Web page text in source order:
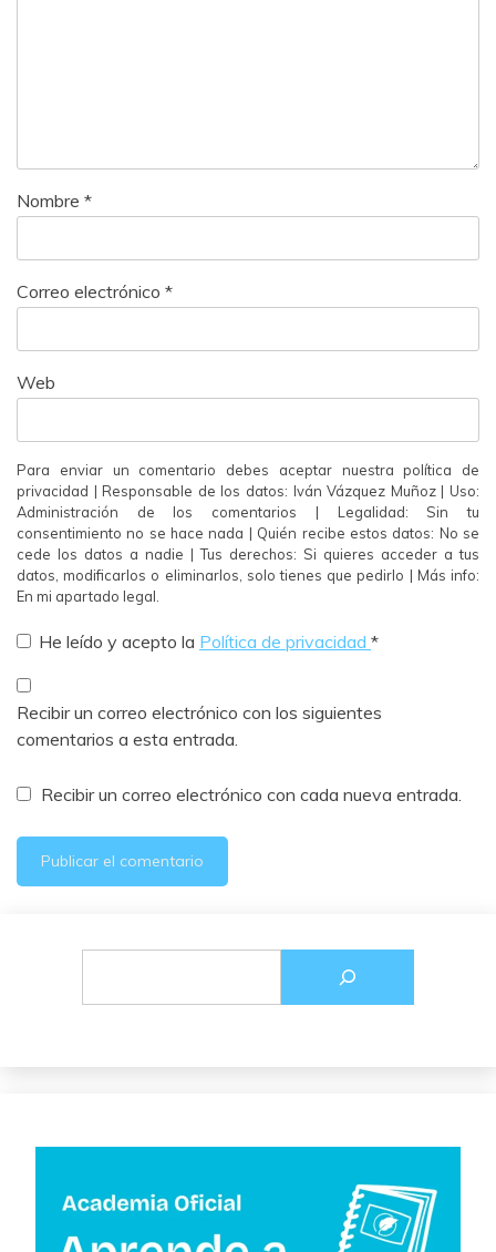
Nombre *
Correo electrónico *
Web
Para enviar un comentario debes aceptar nuestra política de
privacidad | Responsable de los datos: Iván Vázquez Muñoz | Uso:
Administración de los comentarios | Legalidad: Sin tu
consentimiento no se hace nada | Quién recibe estos datos: No se
cede los datos a nadie | Tus derechos: Si quieres acceder a tus
datos, modificarlos o eliminarlos, solo tienes que pedirlo | Más info:
En mi apartado legal.
He leído y acepto la Política de privacidad *
Recibir un correo electrónico con los siguientes
comentarios a esta entrada.
Recibir un correo electrónico con cada nueva entrada.